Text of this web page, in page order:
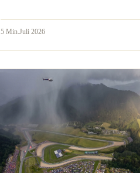
5 Min.Juli 2026